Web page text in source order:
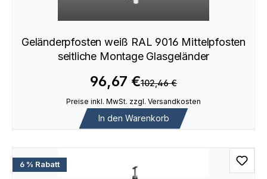
Geländerpfosten weiß RAL 9016 Mittelpfosten
seitliche Montage Glasgeländer
96,67 €102,46 €
Preise inkl. MwSt. zzgl. Versandkosten
In den Warenkorb
6 % Rabatt